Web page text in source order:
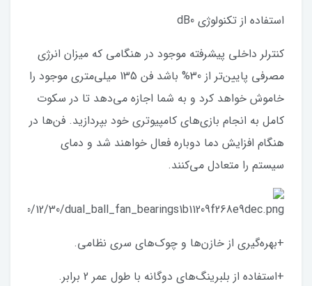
استفاده از تکنولوژی dB0
کنترلر داخلی پیشرفته موجود در هنگامی که میزان انرژی
مصرفی پایین‌تر از 30% باشد فن‌ 135 میلی‌متری موجود را
خاموش خواهد کرد و به شما اجازه می‌دهد تا در سکوت
کامل به انجام بازی‌های کامپیوتری خود بپردازید. فن‌ها در
هنگام افزایش دما دوباره فعال خواهند شد و دمای
سیستم را متعادل می‌کنند.
+بهره‌گیری از خازن‌ها و چوک‌های سری نظامی.
+استفاده از بلبرینگ‌های دوگانه با طول عمر 2 برابر.